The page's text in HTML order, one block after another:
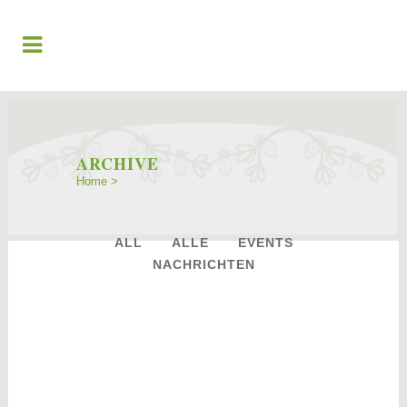
ARCHIVE
Home >
ALL ALLE
EVENTS
NACHRICHTEN